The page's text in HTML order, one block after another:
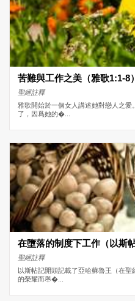
苦難與工作之美（雅歌1:1-8）
聖經註釋
雅歌開始於一個女人講述她對戀人之
了，因爲她的�...
在墮落的制度下工作（以斯帖
聖經註釋
以斯帖記開頭記載了亞哈蘇魯王（在
的榮耀而舉�...